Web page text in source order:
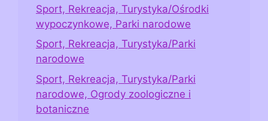
Sport, Rekreacja, Turystyka/Ośrodki
wypoczynkowe, Parki narodowe
Sport, Rekreacja, Turystyka/Parki
narodowe
Sport, Rekreacja, Turystyka/Parki
narodowe, Ogrody zoologiczne i
botaniczne